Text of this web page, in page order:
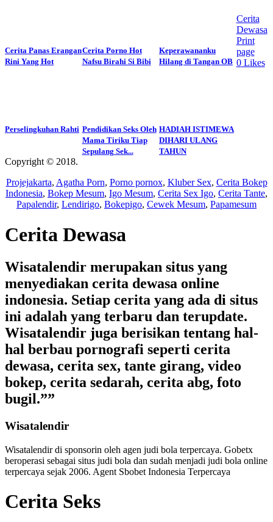
Cerita Panas Erangan
Rini Yang Hot
Cerita Porno Hot
Nafsu Birahi Si Bibi
Keperawananku
Hilang di Tangan OB
Perselingkuhan Rahti Pendidikan Seks Oleh
Mama Tiriku Tiap
Sepulang Sek...
HADIAH ISTIMEWA
DIHARI ULANG
TAHUN
Cerita
Dewasa
Print
page
0Likes
Copyright © 2018.
Projejakarta, Agatha Porn, Porno pornox, Kluber Sex, Cerita Bokep
Indonesia, Bokep Mesum, Igo Mesum, Cerita Sex Igo, Cerita Tante,
Papalendir, Lendirigo, Bokepigo, Cewek Mesum, Papamesum
Cerita Dewasa
Wisatalendir merupakan situs yang
menyediakan cerita dewasa online
indonesia. Setiap cerita yang ada di situs
ini adalah yang terbaru dan terupdate.
Wisatalendir juga berisikan tentang hal-
hal berbau pornografi seperti cerita
dewasa, cerita sex, tante girang, video
bokep, cerita sedarah, cerita abg, foto
bugil.””
Wisatalendir
Wisatalendir di sponsorin oleh agen judi bola terpercaya. Gobetx
beroperasi sebagai situs judi bola dan sudah menjadi judi bola online
terpercaya sejak 2006. Agent Sbobet Indonesia Terpercaya
Cerita Seks